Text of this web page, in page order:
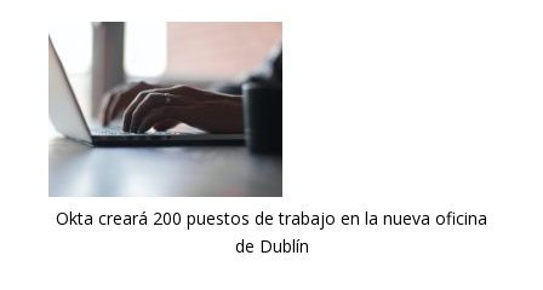
Okta creará 200 puestos de trabajo en la nueva oficina
de Dublín